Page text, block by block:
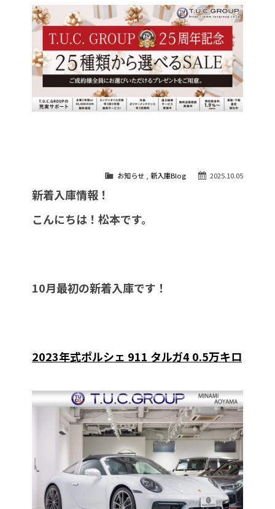
2025.10.05
お知らせ, 新入庫Blog
新着入庫情報！
こんにちは！松本です。
10月最初の新着入庫です！
2023年式ポルシェ 911 タルガ4 0.5万キロ